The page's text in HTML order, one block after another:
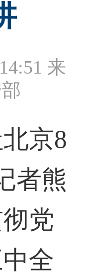
来
京8
者熊
党
全